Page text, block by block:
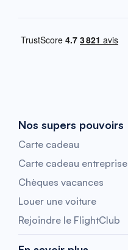
Nos supers pouvoirs
Carte cadeau
Carte cadeau entreprise
Chèques vacances
Louer une voiture
Rejoindre le FlightClub